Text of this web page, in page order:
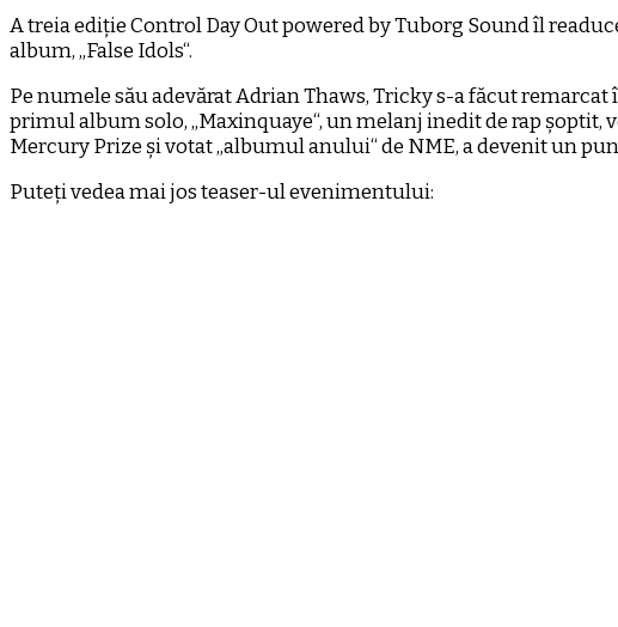
A treia ediție Control Day Out powered by Tuborg Sound îl
album, „False Idols“.
Pe numele său adevărat Adrian Thaws, Tricky s-a făcut
primul album solo, „Maxinquaye“, un melanj inedit de rap
Mercury Prize și votat „albumul anului“ de NME, a devenit un
Puteți vedea mai jos teaser-ul evenimentului: